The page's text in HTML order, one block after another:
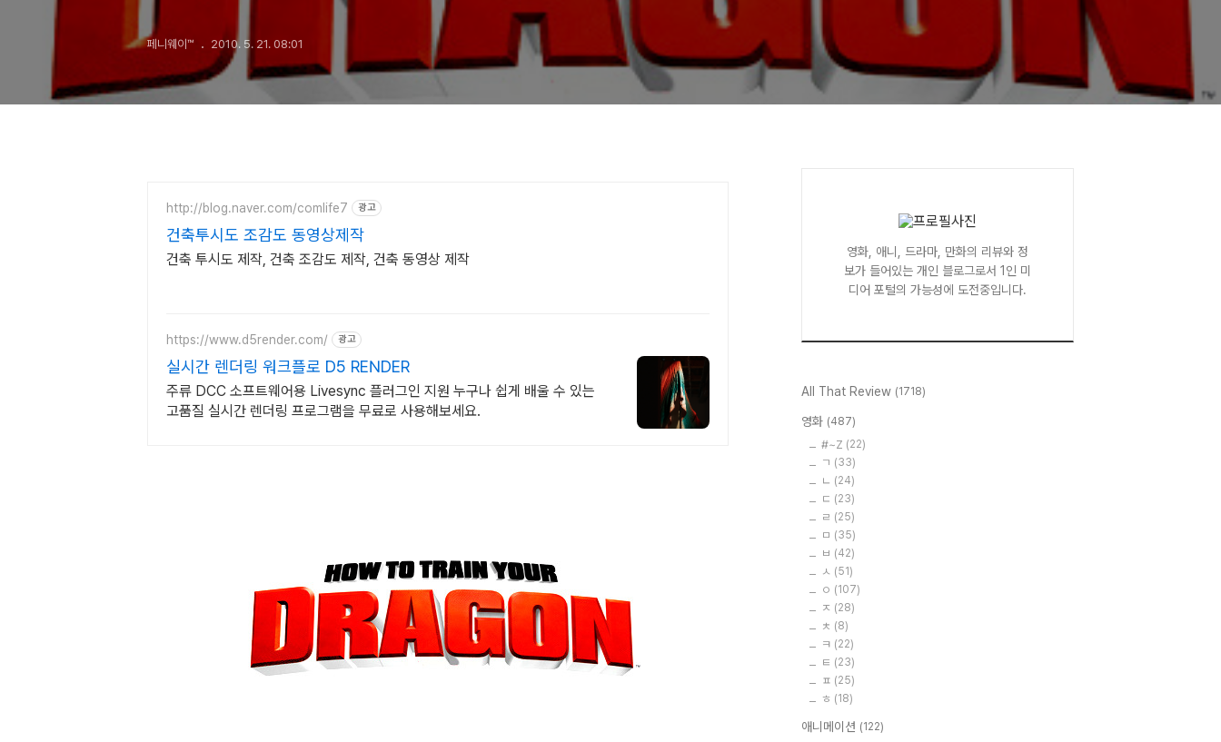
페니웨이™ 2010. 5. 21. 08:01
http://blog.naver.com/comlife7 광고
건축투시도 조감도 동영상제작
건축 투시도 제작, 건축 조감도 제작, 건축 동영상 제작
https://www.d5render.com/ 광고
실시간 렌더링 워크플로 D5 RENDER
주류 DCC 소프트웨어용 Livesync 플러그인 지원 누구나 쉽게 배울 수 있는
고품질 실시간 렌더링 프로그램을 무료로 사용해보세요.
영화, 애니, 드라마, 만화의 리뷰와 정
보가 들어있는 개인 블로그로서 1인 미
디어 포털의 가능성에 도전중입니다.
All That Review (1718)
영화 (487)
#~Z (22)
ㄱ (33)
ㄴ (24)
ㄷ (23)
ㄹ (25)
ㅁ (35)
ㅂ (42)
ㅅ (51)
ㅇ (107)
ㅈ (28)
ㅊ (8)
ㅋ (22)
ㅌ (23)
ㅍ (25)
ㅎ (18)
애니메이션 (122)